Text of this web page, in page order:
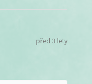
před 3 lety